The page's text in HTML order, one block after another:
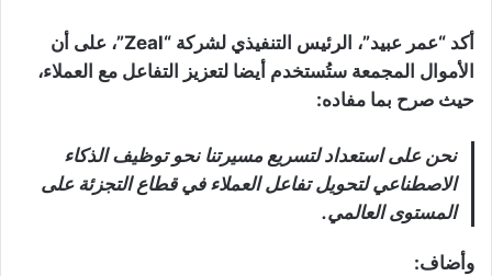
أكد “عمر عبيد”، الرئيس التنفيذي لشركة “Zeal”، على أن
الأموال المجمعة ستُستخدم أيضا لتعزيز التفاعل مع العملاء،
حيث صرح بما مفاده:
نحن على استعداد لتسريع مسيرتنا نحو توظيف الذكاء
الاصطناعي لتحويل تفاعل العملاء في قطاع التجزئة على
المستوى العالمي.
وأضاف: